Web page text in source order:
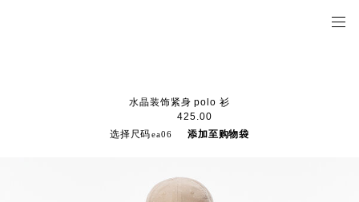
水晶装饰紧身 polo 衫
425.00
选择尺码
添加至购物袋